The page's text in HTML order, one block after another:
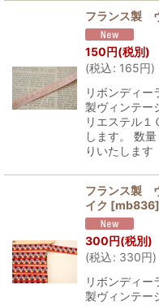
フランス製
150円(税別)
(税込: 165円)
リボンディ
製ヴィンテ
リエステル
します。 数
りいたします
フランス製
イク [mb836]
300円(税別)
(税込: 330円)
リボンディ
製ヴィンテ